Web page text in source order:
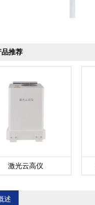
推荐
激光云高仪
述